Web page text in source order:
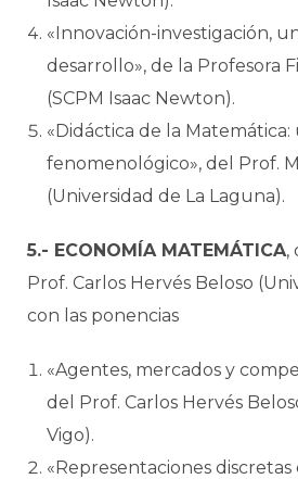
«Innovación-investigación,
desarrollo», de la Profesora
(SCPM Isaac Newton).
«Didáctica de la Matemática:
fenomenológico», del Prof.
(Universidad de La Laguna).
5.- ECONOMÍA MATEMÁTICA,
Prof. Carlos Hervés Beloso
con las ponencias
«Agentes, mercados y
del Prof. Carlos Hervés
Vigo).
«Representaciones